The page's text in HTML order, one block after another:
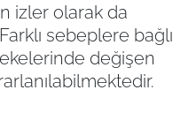
izler olarak da
sebeplere bağlı
değişen